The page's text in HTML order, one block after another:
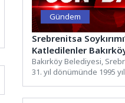
Gündem
Srebrenitsa
Katledilenler
Bakırköy Belediyesi,
31. yıl dönümünde 1995